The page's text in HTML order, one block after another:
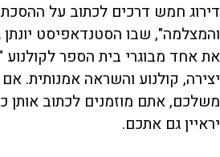
דירוג חמש דרכים לכתוב על
והמצלמה", שבו הסטנדאפיסט יונתן
את אחד מבוגרי בית הספר
יצירה, קולנוע והשראה אמנותית.
משלכם, אתם מוזמנים לכתוב אותן
יראיין גם אתכם.